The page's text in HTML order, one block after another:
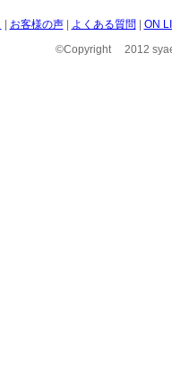
お客様の声| よくある質問
ON
©Copyright 2012 syae